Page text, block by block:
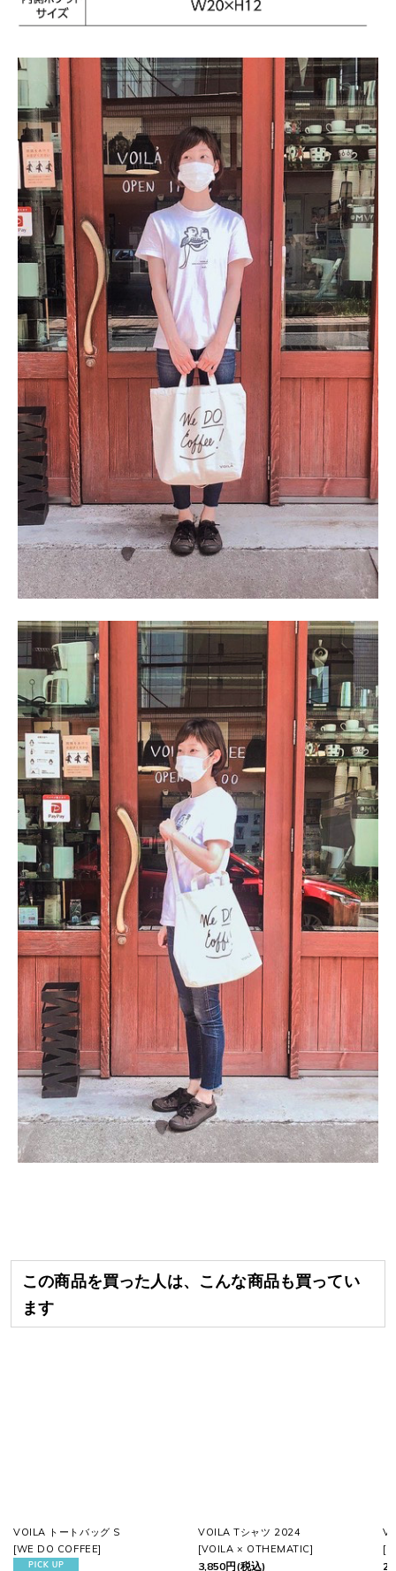
この商品を買った人は、こんな商品も買ってい
ます
VOILA トートバッグ S
[WE DO COFFEE]
VOILA Tシャツ 2024
[VOILA × OTHEMATIC]
3,850円(税込)
[